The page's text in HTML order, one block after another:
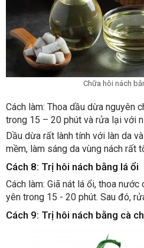
Chữa hôi nách
Cách làm: Thoa dầu dừa nguyên
trong 15 – 20 phút và rửa lại với
Dầu dừa rất lành tính với làn da
mềm, làm sáng da vùng nách rất
Cách 8: Trị hôi nách bằng lá ổi
Cách làm: Giã nát lá ổi, thoa
yên trong 15 - 20 phút. Sau đó,
Cách 9: Trị hôi nách bằng cà